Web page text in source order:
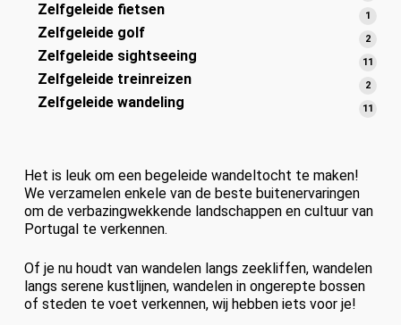
Zelfgeleide fietsen 1
Zelfgeleide golf 22
Zelfgeleide sightseeing 11
Zelfgeleide treinreizen 22
Zelfgeleide wandeling 11
Het is leuk om een begeleide wandeltocht te maken!
We verzamelen enkele van de beste buitenervaringen
om de verbazingwekkende landschappen en cultuur van
Portugal te verkennen.
Of je nu houdt van wandelen langs zeekliffen, wandelen
langs serene kustlijnen, wandelen in ongerepte bossen
of steden te voet verkennen, wij hebben iets voor je!